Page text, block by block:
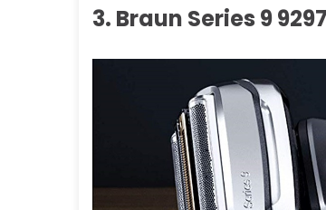
3. Braun Series 9